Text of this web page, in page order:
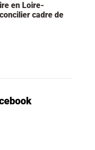
en Loire-
cadre de